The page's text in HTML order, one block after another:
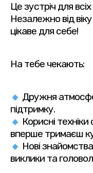
Це зустріч для
Незалежно від
цікаве для себе!
На тебе чекають:
Дружня
підтримку.
Корисні
вперше тримаєш
Нові
виклики та